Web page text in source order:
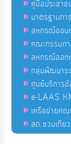
คู่มือประชา
มาตรฐานก
สหกรณ์ออ
คณะกรรมก
สหกรณ์ออก
กลุ่มพัฒนาร
ศูนย์บริการ
e-LAAS
เครือข่ายค
สถ.ชวนเที่ยว